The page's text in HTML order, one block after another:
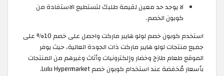
لا يوجد حد معين لقيمة طلبك لتستطيع الاستفادة من
كوبون الخصم.
استخدم كوبون خصم لولو هايبر ماركت واحصل على خصم 10% على
جميع منتجات لولو هايبر ماركت ذات الجودة العالية، حيث يوفر
الموقع طعام طازج وخضار وإلكترونيات وأثاث وغيرهم من المنتجات
بأسعار مُخفضة عند استخدام كوبون خصم Lulu Hypermarket.